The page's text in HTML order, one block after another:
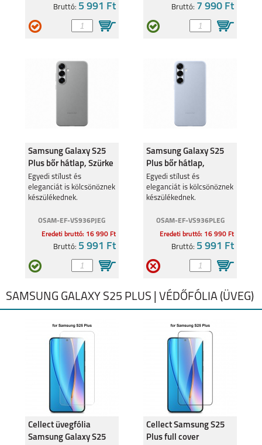
GALAXY S9+ (2018)
GALAXY XCOVER 4
SAMSUNG GALAXY
SAMSUNG GALAXY
SAMSUNG GALAXY
GALAXY TAB S9 FE+
Bruttó: 5 991 Ft Bruttó: 7 990 Ft
Samsung Galaxy S25
Plus bőr hátlap, Szürke
Egyedi stílust és
eleganciát is kölcsönöznek
készülékednek.
OSAM-EF-VS936PJEG
Eredeti bruttó: 16 990 Ft
Bruttó: 5 991 Ft
Samsung Galaxy S25
Plus bőr hátlap,
Világos kék
Egyedi stílust és
eleganciát is kölcsönöznek
készülékednek.
OSAM-EF-VS936PLEG
Eredeti bruttó: 16 990 Ft
Bruttó: 5 991 Ft
SAMSUNG GALAXY S25 PLUS | VÉDŐFÓLIA (ÜVEG)
Cellect üvegfólia
Samsung Galaxy S25
Cellect Samsung S25
Plus full cover